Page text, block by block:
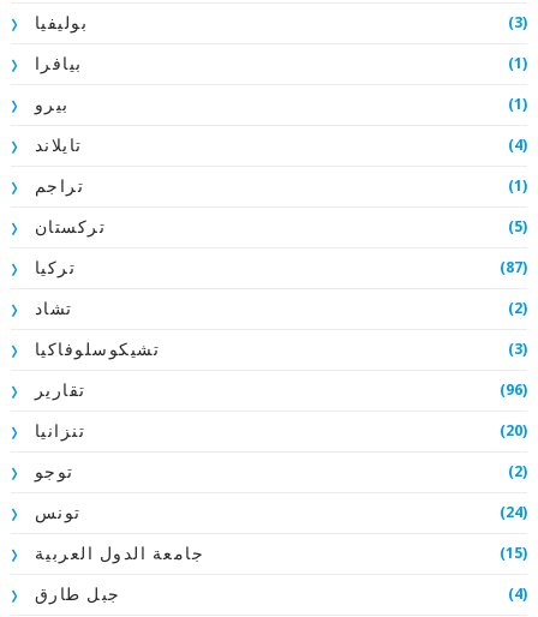
بوليفيا (3)
بيافرا (1)
بيرو (1)
تايلاند (4)
تراجم (1)
تركستان (5)
تركيا (87)
تشاد (2)
تشيكوسلوفاكيا (3)
تقارير (96)
تنزانيا (20)
توجو (2)
تونس (24)
جامعة الدول العربية (15)
جبل طارق (4)